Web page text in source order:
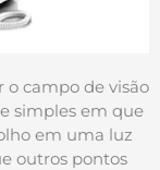
o campo de visão
simples em que
em uma luz
outros pontos